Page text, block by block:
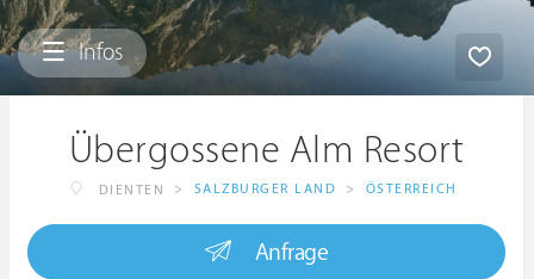
Infos
Übergossene Alm Resort
DIENTEN > SALZBURGER LAND > ÖSTERREICH
Anfrage